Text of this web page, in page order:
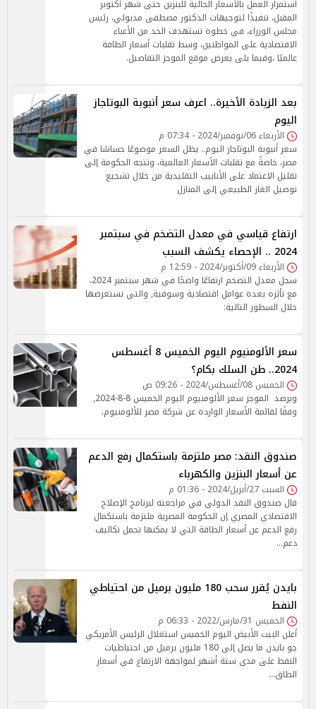
استمرار العمل بالأسعار الحالية للبنزين حتى شهر أكتوبر
المقبل، تنفيذًا لتوجيهات الدكتور مصطفى مدبولي، رئيس
مجلس الوزراء، في خطوة تستهدف الحد من الأعباء
الاقتصادية على المواطنين، وسط تقلبات أسعار الطاقة
عالميًا ،وفيما يلى يعرض موقع الموجز التفاصيل.
بعد الزيادة الأخيرة.. اعرف سعر أنبوبة البوتاجاز
اليوم
الأربعاء 06/نوفمبر/2024 - 07:34 م
سعر أنبوبة البوتاجاز اليوم.. يظل السعر موضوعًا حساسًا في
مصر، خاصةً مع تقلبات الأسعار العالمية، وتتجه الحكومة إلى
تقليل الاعتماد على الأنابيب التقليدية من خلال تشجيع
توصيل الغاز الطبيعي إلى المنازل
ارتفاع قياسي في معدل التضخم في سبتمبر
2024 .. الإحصاء يكشف السبب
الأربعاء 09/أكتوبر/2024 - 12:59 م
سجل معدل التضخم ارتفاعًا واضحًا في شهر سبتمبر 2024،
مع تأثره بعدة عوامل اقتصادية وسوقية, والتي نستعرضها
خلال السطور التالية:
سعر الألومنيوم اليوم الخميس 8 أغسطس
2024.. طن السلك بكام؟
الخميس 08/أغسطس/2024 - 09:26 ص
ويرصد الموجز سعر الألومنيوم اليوم الخميس 8-8-2024,
وفقًا لقائمة الأسعار الواردة عن شركة مصر للألومنيوم.
صندوق النقد: مصر ملتزمة باستكمال رفع الدعم
عن أسعار البنزين والكهرباء
السبت 27/أبريل/2024 - 01:36 م
قال صندوق النقد الدولي في مراجعته لبرنامج الإصلاح
الاقتصادي المصري إن الحكومة المصرية ملتزمة باستكمال
رفع الدعم عن أسعار الطاقة التي لا يمكنها تحمل تكاليف
دعم…
بايدن يُقرر سحب 180 مليون برميل من احتياطي
النفط
الخميس 31/مارس/2022 - 06:33 م
أعلن البيت الأبيض اليوم الخميس استغلال الرئيس الأمريكي
جو بايدن ما يصل إلى 180 مليون برميل من احتياطيات
النفط على مدى ستة أشهر لمواجهة الارتفاع في أسعار
الطاق…